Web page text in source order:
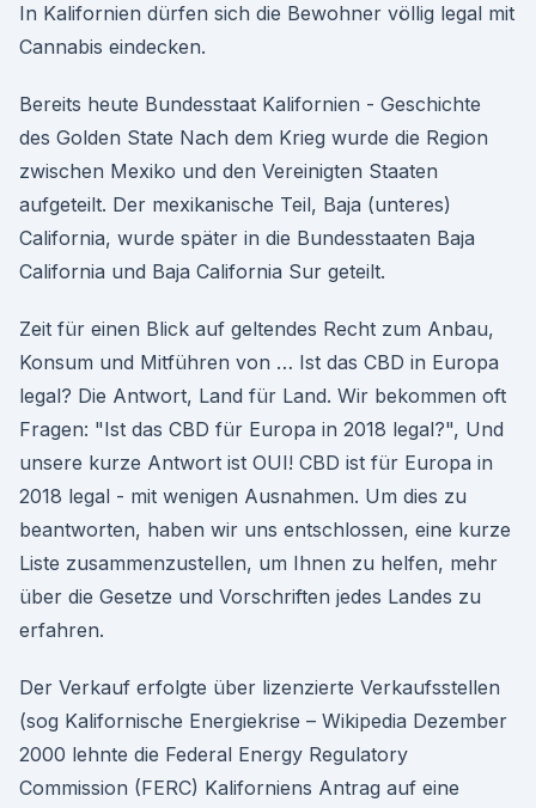
In Kalifornien dürfen sich die Bewohner völlig legal mit
Cannabis eindecken.
Bereits heute Bundesstaat Kalifornien - Geschichte
des Golden State Nach dem Krieg wurde die Region
zwischen Mexiko und den Vereinigten Staaten
aufgeteilt. Der mexikanische Teil, Baja (unteres)
California, wurde später in die Bundesstaaten Baja
California und Baja California Sur geteilt.
Zeit für einen Blick auf geltendes Recht zum Anbau,
Konsum und Mitführen von … Ist das CBD in Europa
legal? Die Antwort, Land für Land. Wir bekommen oft
Fragen: "Ist das CBD für Europa in 2018 legal?", Und
unsere kurze Antwort ist OUI! CBD ist für Europa in
2018 legal - mit wenigen Ausnahmen. Um dies zu
beantworten, haben wir uns entschlossen, eine kurze
Liste zusammenzustellen, um Ihnen zu helfen, mehr
über die Gesetze und Vorschriften jedes Landes zu
erfahren.
Der Verkauf erfolgte über lizenzierte Verkaufsstellen
(sog Kalifornische Energiekrise – Wikipedia Dezember
2000 lehnte die Federal Energy Regulatory
Commission (FERC) Kaliforniens Antrag auf eine